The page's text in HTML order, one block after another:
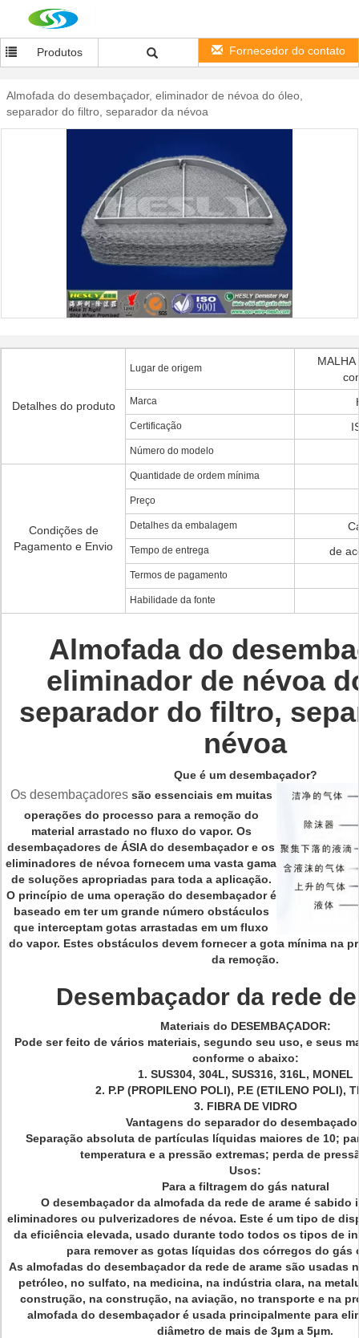
Produtos Fornecedor do contato
Almofada do desembaçador, eliminador de névoa do óleo,
separador do filtro, separador da névoa
Detalhes do produto
Lugar de origem
MALHA
Marca
Certificação
Número do modelo
Condições de
Pagamento e Envio
Quantidade de ordem mínima
Preço
Detalhes da embalagem
Tempo de entrega de
Termos de pagamento
Habilidade da fonte
Almofada do
eliminador de névoa
separador do filtro,
névoa
Que é um desembaçador?
Os desembaçadoressão essenciais em muitas
operações do processo para a remoção do
material arrastado no fluxo do vapor. Os
desembaçadores de ÁSIA do desembaçadore os
eliminadores de névoa fornecem uma vasta gama
de soluções apropriadas para toda a aplicação.
O princípio de uma operação do desembaçadoré
baseado em ter um grande número obstáculos
que interceptam gotas arrastadas em um fluxo
do vapor. Estes obstáculos devem fornecer a gota mínima na
da remoção.
Desembaçador da rede
Materiais do DESEMBAÇADOR:
Pode ser feito de vários materiais, segundo seu uso, e seus
conforme o abaixo:
1. SUS304, 304L, SUS316, 316L, MONEL
2. P.P (PROPILENO POLI), P.E (ETILENO POLI),
3. FIBRA DE VIDRO
Vantagens do separador do
Separação absoluta de partículas líquidas maiores de 10;
temperatura e a pressão extremas; perda de
Usos:
Para a filtragem do gás natural
O desembaçador da almofada da rede de arame é sabido
eliminadores ou pulverizadores de névoa. Este é um tipo de
da eficiência elevada, usado durante todo todos os tipos de
para remover as gotas líquidas dos córregos do gás
As almofadas do desembaçador da rede de arame são usadas
petróleo, no sulfato, na medicina, na indústria clara, na
construção, na construção, na aviação, no transporte e na
almofada do desembaçador é usada principalmente para
diâmetro de mais de 3μm a 5μm.